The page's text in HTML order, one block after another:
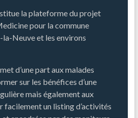
la plateforme du projet
pour la commune
Neuve et les environs
d’une part aux malades
sur les bénéfices d’une
mais également aux
facilement un listing d’activités